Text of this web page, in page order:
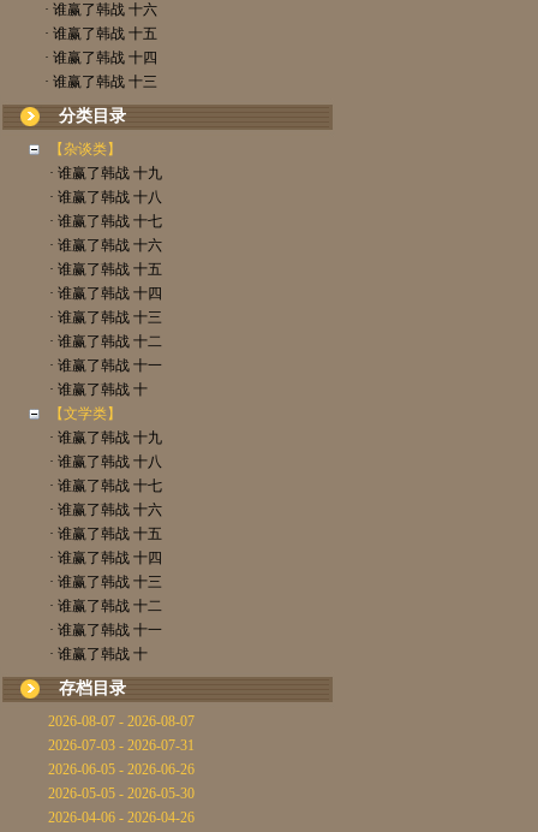
· 谁赢了韩战 十六
· 谁赢了韩战 十五
· 谁赢了韩战 十四
· 谁赢了韩战 十三
分类目录
【杂谈类】
· 谁赢了韩战 十九
· 谁赢了韩战 十八
· 谁赢了韩战 十七
· 谁赢了韩战 十六
· 谁赢了韩战 十五
· 谁赢了韩战 十四
· 谁赢了韩战 十三
· 谁赢了韩战 十二
· 谁赢了韩战 十一
· 谁赢了韩战 十
【文学类】
· 谁赢了韩战 十九
· 谁赢了韩战 十八
· 谁赢了韩战 十七
· 谁赢了韩战 十六
· 谁赢了韩战 十五
· 谁赢了韩战 十四
· 谁赢了韩战 十三
· 谁赢了韩战 十二
· 谁赢了韩战 十一
· 谁赢了韩战 十
存档目录
2026-08-07 - 2026-08-07
2026-07-03 - 2026-07-31
2026-06-05 - 2026-06-26
2026-05-05 - 2026-05-30
2026-04-06 - 2026-04-26